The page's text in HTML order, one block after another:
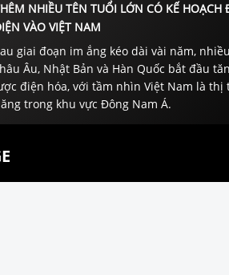
NHIỀU TÊN TUỔI LỚN CÓ KẾ HOẠCH
VÀO VIỆT NAM
giai đoạn im ắng kéo dài vài năm,
Âu, Nhật Bản và Hàn Quốc bắt đầu
điện hóa, với tầm nhìn Việt Nam là thị
trong khu vực Đông Nam Á.